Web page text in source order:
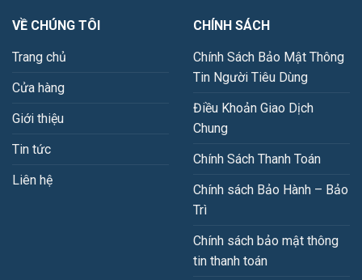
VỀ CHÚNG TÔI
Trang chủ
Cửa hàng
Giới thiệu
Tin tức
Liên hệ
CHÍNH SÁCH
Chính Sách Bảo Mật Thông
Tin Người Tiêu Dùng
Điều Khoản Giao Dịch
Chung
Chính Sách Thanh Toán
Chính sách Bảo Hành – Bảo
Trì
Chính sách bảo mật thông
tin thanh toán